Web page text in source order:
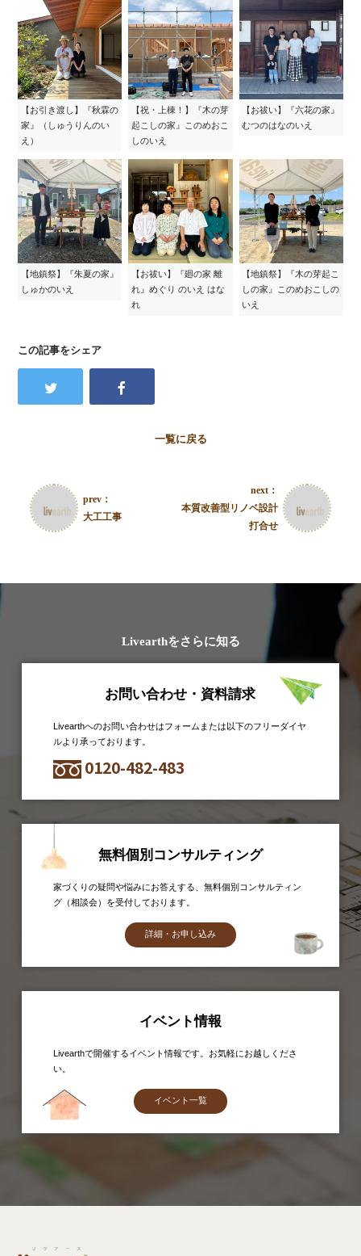
【お引き渡し】『秋霖の
家』（しゅうりんのい
え）
【祝・上棟！】『木の芽
起こしの家』このめおこ
しのいえ
【お祓い】『六花の家』
むつのはなのいえ
【地鎮祭】『朱夏の家』
しゅかのいえ
【お祓い】『廻の家 離
れ』めぐり のいえ はな
れ
【地鎮祭】『木の芽起こ
しの家』このめおこしの
いえ
この記事をシェア
一覧に戻る
prev：
大工工事
next：
本質改善型リノベ設計
打合せ
Livearthをさらに知る
お問い合わせ・資料請求
Livearthへのお問い合わせはフォームまたは以下のフリーダイヤ
ルより承っております。
0120-482-483
無料個別コンサルティング
家づくりの疑問や悩みにお答えする、無料個別コンサルティン
グ（相談会）を受付しております。
詳細・お申し込み
イベント情報
Livearthで開催するイベント情報です。お気軽にお越しくださ
い。
イベント一覧